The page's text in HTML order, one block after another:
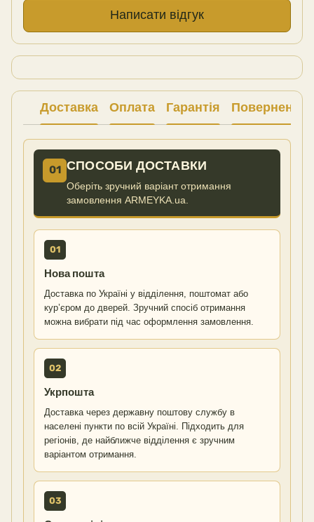
Написати відгук
Доставка Оплата Гарантія Повернення
01 СПОСОБИ ДОСТАВКИ
Оберіть зручний варіант отримання
замовлення ARMEYKA.ua.
01
Нова пошта
Доставка по Україні у відділення, поштомат або
кур’єром до дверей. Зручний спосіб отримання
можна вибрати під час оформлення замовлення.
02
Укрпошта
Доставка через державну поштову службу в
населені пункти по всій Україні. Підходить для
регіонів, де найближче відділення є зручним
варіантом отримання.
03